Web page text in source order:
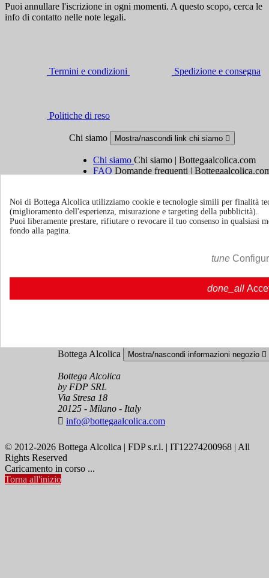
Puoi annullare l'iscrizione in ogni momenti. A questo scopo, cerca le
info di contatto nelle note legali.
Termini e condizioni Spedizione e consegna
Politiche di reso
Chi siamo Mostra/nascondi link chi siamo 
Chi siamo Chi siamo | Bottegaalcolica.com
FAQ Domande frequenti |
Informazioni Mostra/nascondi link informazioni
Account Mostra/nascondi i link del tuo account
Tracciamento ordine
Bottega Alcolica Mostra/nascondi informazioni negozio 
Bottega Alcolica
by FDP SRL
Via Stresa 18
20125 - Milano - Italy
 info@bottegaalcolica.com
© 2012-2026 Bottega Alcolica | FDP s.r.l. | IT12274200968 | All
Rights Reserved
Caricamento in corso ...
Torna all'inizio
Noi di Bottega Alcolica utilizziamo cookie e tecnologie simili per finalità
(miglioramento dell'esperienza, misurazione e targeting della pubblicità).
Puoi liberamente prestare, rifiutare o revocare il tuo consenso in qualsiasi
fondo alla pagina.
tune
done_all